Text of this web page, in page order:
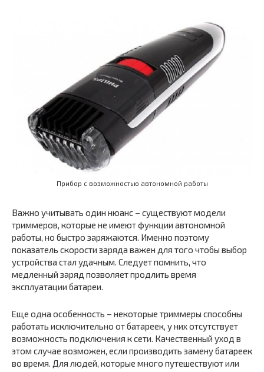
Прибор с возможностью автономной работы
Важно учитывать один нюанс – существуют модели
триммеров, которые не имеют функции автономной
работы, но быстро заряжаются. Именно поэтому
показатель скорости заряда важен для того чтобы выбор
устройства стал удачным. Следует помнить, что
медленный заряд позволяет продлить время
эксплуатации батареи.
Еще одна особенность – некоторые триммеры способны
работать исключительно от батареек, у них отсутствует
возможность подключения к сети. Качественный уход в
этом случае возможен, если производить замену батареек
во время. Для людей, которые много путешествуют или